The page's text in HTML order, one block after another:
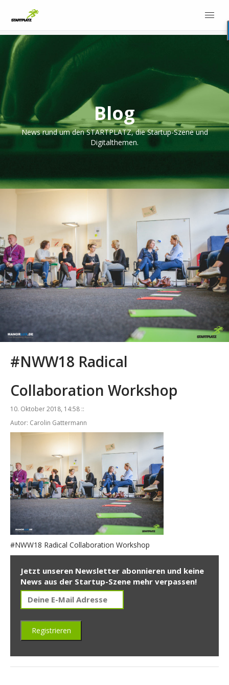
Blog
News rund um den STARTPLATZ, die Startup-Szene und
Digitalthemen.
#NWW18 Radical
Collaboration Workshop
10. Oktober 2018, 14:58 ::
Autor: Carolin Gattermann
#NWW18 Radical Collaboration Workshop
Jetzt unseren Newsletter abonnieren und keine
News aus der Startup-Szene mehr verpassen!